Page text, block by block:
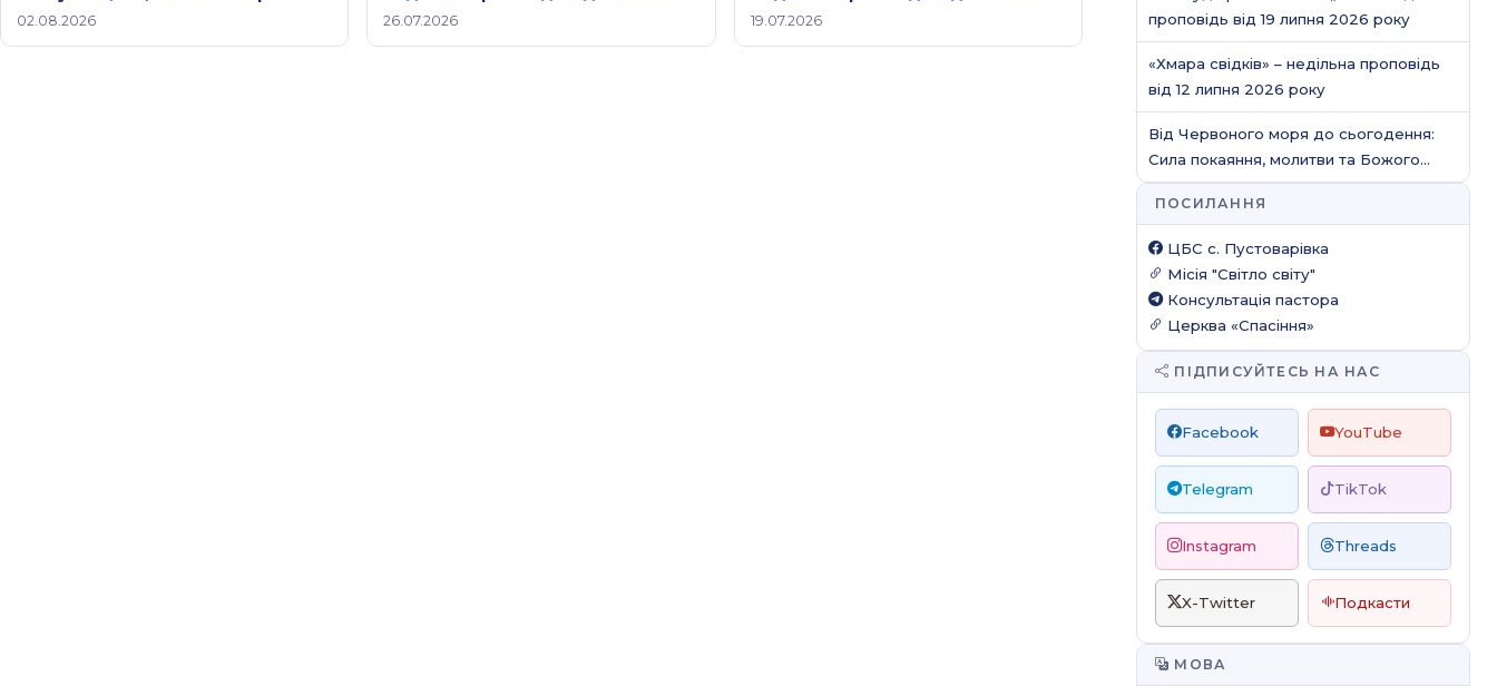
Небесний Мир Христа /
02.08.2026
2026 року
26.07.2026
2026 року
19.07.2026
проповідь від 19 липня 2026 року
«Хмара свідків» – недільна проповідь
від 12 липня 2026 року
Від Червоного моря до сьогодення:
Сила покаяння, молитви та Божого
захисту
ПОСИЛАННЯ
ЦБС c. Пустоварівка
Місія "Світло світу"
Консультація пастора
Церква «Спасіння»
ПІДПИСУЙТЕСЬ НА НАС
Facebook YouTube
Telegram TikTok
Instagram Threads
X-Twitter Подкасти
МОВА